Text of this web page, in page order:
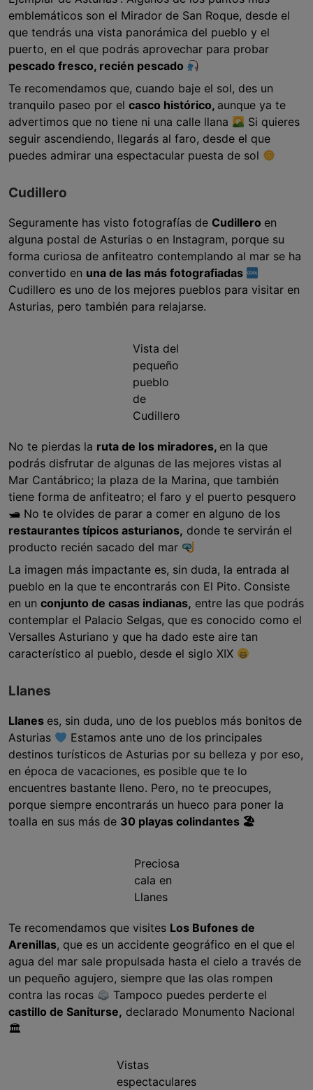
emblemáticos son el Mirador de San Roque, desde el
que tendrás una vista panorámica del pueblo y el
puerto, en el que podrás aprovechar para probar
pescado fresco, recién pescado
Te recomendamos que, cuando baje el sol, des un
tranquilo paseo por el casco histórico, aunque ya te
advertimos que no tiene ni una calle llana
Si quieres
seguir ascendiendo, llegarás al faro, desde el que
puedes admirar una espectacular puesta de sol
Cudillero
Seguramente has visto fotografías de Cudillero en
alguna postal de Asturias o en Instagram, porque su
forma curiosa de anfiteatro contemplando al mar se ha
convertido en una de las más fotografiadas
Cudillero es uno de los mejores pueblos para visitar en
Asturias, pero también para relajarse.
Vista del
pequeño
pueblo
de
Cudillero
No te pierdas la ruta de los miradores, en la que
podrás disfrutar de algunas de las mejores vistas al
Mar Cantábrico; la plaza de la Marina, que también
tiene forma de anfiteatro; el faro y el puerto pesquero
🛥 No te olvides de parar a comer en alguno de los
restaurantes típicos asturianos, donde te servirán el
producto recién sacado del mar
La imagen más impactante es, sin duda, la entrada al
pueblo en la que te encontrarás con El Pito. Consiste
en un conjunto de casas indianas, entre las que podrás
contemplar el Palacio Selgas, que es conocido como el
Versalles Asturiano y que ha dado este aire tan
característico al pueblo, desde el siglo XIX
Llanes
Llanes es, sin duda, uno de los pueblos más bonitos de
Asturias
Estamos ante uno de los principales
destinos turísticos de Asturias por su belleza y por eso,
en época de vacaciones, es posible que te lo
encuentres bastante lleno. Pero, no te preocupes,
porque siempre encontrarás un hueco para poner la
toalla en sus más de 30 playas colindantes 🏖
Preciosa
cala en
Llanes
Te recomendamos que visites Los Bufones de
Arenillas, que es un accidente geográfico en el que el
agua del mar sale propulsada hasta el cielo a través de
un pequeño agujero, siempre que las olas rompen
contra las rocas
Tampoco puedes perderte el
castillo de Saniturse, declarado Monumento Nacional
🏛
Vistas
espectaculares